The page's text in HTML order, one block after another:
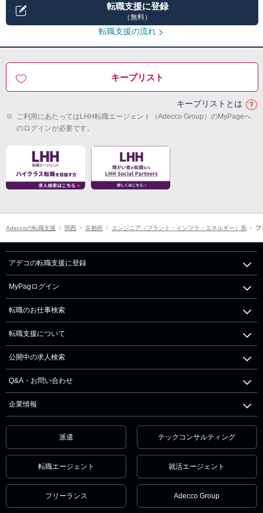
転職支援に登録
（無料）
転職支援の流れ
キープリスト
キープリストとは
※ ご利用にあたってはLHH転職エージェント（Adecco Group）のMyPageへ
のログインが必要です。
Adeccoの転職支援 関西 京都府 エンジニア（プラント・インフラ・エネルギー）系 フ
アデコの転職支援に登録
MyPagログイン
転職のお仕事検索
転職支援について
公開中の求人検索
Q&A・お問い合わせ
企業情報
派遣 テックコンサルティング
転職エージェント 就活エージェント
フリーランス Adecco Group